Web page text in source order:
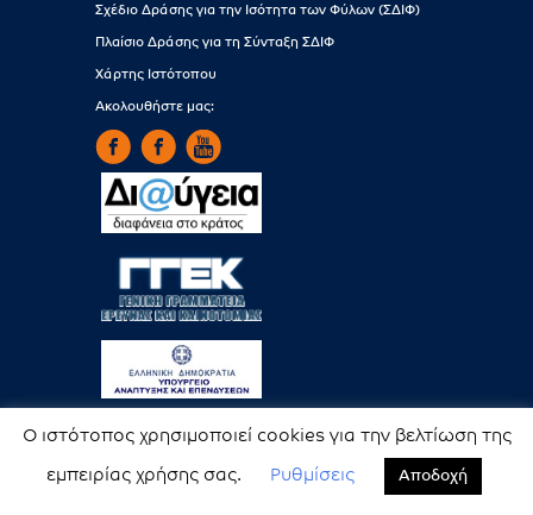
Σχέδιο Δράσης για την Ισότητα των Φύλων (ΣΔΙΦ)
Πλαίσιο Δράσης για τη Σύνταξη ΣΔΙΦ
Χάρτης Ιστότοπου
Ακολουθήστε μας:
Copyright © EAA. All rights reserved.
Ο ιστότοπος χρησιμοποιεί cookies για την βελτίωση της
εμπειρίας χρήσης σας. Ρυθμίσεις Αποδοχή